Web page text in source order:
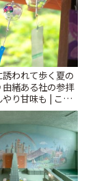
われて歩く夏の
緒ある社の参拝
やり甘味も | こと